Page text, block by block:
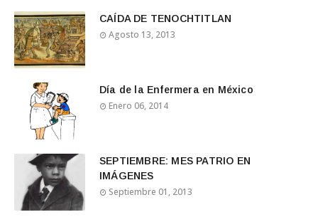
CAÍDA DE TENOCHTITLAN
Agosto 13, 2013
Día de la Enfermera en México
Enero 06, 2014
SEPTIEMBRE: MES PATRIO EN
IMÁGENES
Septiembre 01, 2013